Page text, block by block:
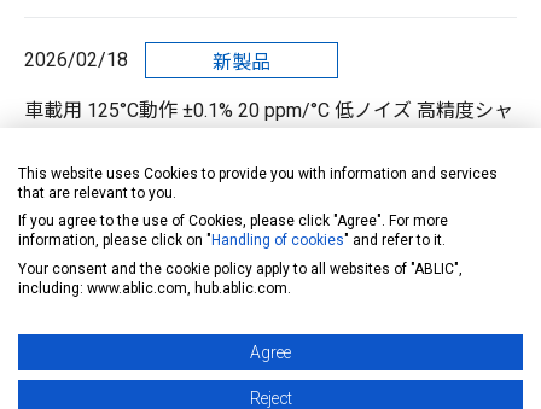
2026/02/18 新製品
車載用 125°C動作 ±0.1% 20 ppm/°C 低ノイズ 高精度シャ
2026/02/18 新製品
車載用 125°C動作 ±0.1% 20 ppm/°C 低ノイズ 高精度シャ
ント電圧リファレンス S-19760シリーズ
2026/02/18 製品ハイライト
This website uses Cookies to provide you with information and services
that are relevant to you.
If you agree to the use of Cookies, please click "Agree". For more
information, please click on "Handling of cookies" and refer to it.
Your consent and the cookie policy apply to all websites of "ABLIC",
including: www.ablic.com, hub.ablic.com.
Agree
Reject